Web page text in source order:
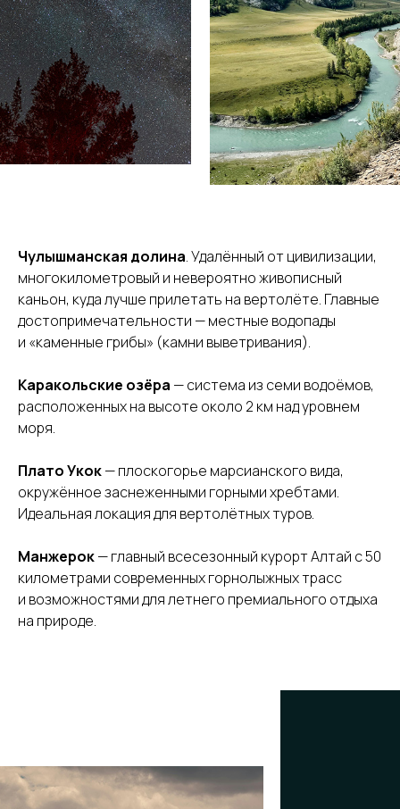
Чулышманская долина. Удалённый от цивилизации,
многокилометровый и невероятно живописный
каньон, куда лучше прилетать на вертолёте. Главные
достопримечательности — местные водопады
и «каменные грибы» (камни выветривания).
Каракольские озёра — система из семи водоёмов,
расположенных на высоте около 2 км над уровнем
моря.
Плато Укок— плоскогорье марсианского вида,
окружённое заснеженными горными хребтами.
Идеальная локация для вертолётных туров.
Манжерок— главный всесезонный курорт Алтай с 50
километрами современных горнолыжных трасс
и возможностями для летнего премиального отдыха
на природе.